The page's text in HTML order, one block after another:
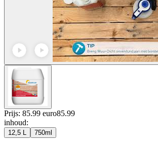
Prijs: 85.99 euro85.99
inhoud:
12,5 L 750ml